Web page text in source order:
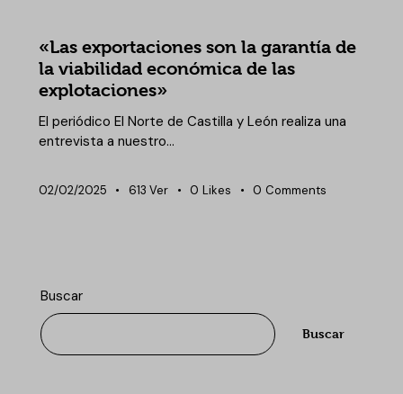
«Las exportaciones son la garantía de
la viabilidad económica de las
explotaciones»
El periódico El Norte de Castilla y León realiza una
entrevista a nuestro…
02/02/2025 613 Ver 0 Likes 0 Comments
Buscar
Buscar